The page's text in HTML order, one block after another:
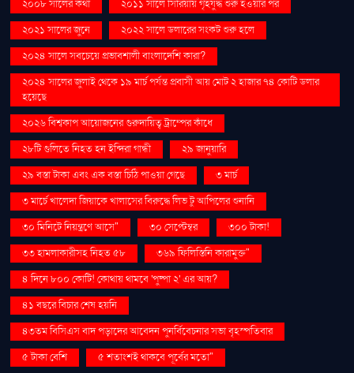
২০০৮ সালের কথা
২০১১ সালে সিরিয়ায় গৃহযুদ্ধ শুরু হওয়ার পর
২০২১ সালের জুনে
২০২২ সালে ডলারের সংকট শুরু হলে
২০২৪ সালে সবচেয়ে প্রভাবশালী বাংলাদেশি কারা?
২০২৪ সালের জুলাই থেকে ১৯ মার্চ পর্যন্ত প্রবাসী আয় মোট ২ হাজার ৭৪ কোটি ডলার
হয়েছে
২০২৬ বিশ্বকাপ আয়োজনের গুরুদায়িত্ব ট্রাম্পের কাঁধে
২৮টি গুলিতে নিহত হন ইন্দিরা গান্ধী
২৯ জানুয়ারি
২৯ বস্তা টাকা এবং এক বস্তা চিঠি পাওয়া গেছে
৩ মার্চ
৩ মার্চে খালেদা জিয়াকে খালাসের বিরুদ্ধে লিভ টু আপিলের শুনানি
৩০ মিনিটে নিয়ন্ত্রণে আসে"
৩০ সেপ্টেম্বর
৩০০ টাকা!
৩৩ হামলাকারীসহ নিহত ৫৮
৩৬৯ ফিলিস্তিনি কারামুক্ত"
৪ দিনে ৮০০ কোটি! কোথায় থামবে 'পুষ্পা ২' এর আয়?
৪১ বছরে বিচার শেষ হয়নি
৪৩তম বিসিএস বাদ পড়াদের আবেদন পুনর্বিবেচনার সভা বৃহস্পতিবার
৫ টাকা বেশি
৫ শতাংশই থাকবে পূর্বের মতো"